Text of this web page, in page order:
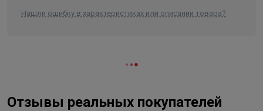
создает легкий мелкодисперсный пар.
Нашли ошибку в характеристиках или описании товара?
Отзывы реальных покупателей